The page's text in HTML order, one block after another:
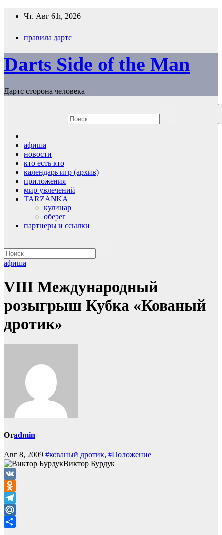
Перейти
Чт. Авг 6th, 2026
правила дартс
Darts Side of the Man
Дартс сторона человека
афиша
новости
кто есть кто
календарь игр (архив)
приложения
мир увлечений
TARZANKA
кулинар
оберег
партнеры и ссылки
афиша
VIII Международный
розыгрыш Кубка «Кованый
дротик»
Отadmin
Авг 8, 2009 #кованый дротик, #Положение
Виктор Бурдук
VK
Odnoklassniki
Telegram
Mail.Ru